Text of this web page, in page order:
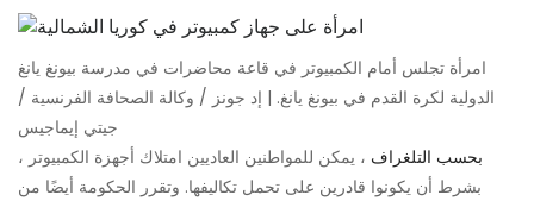
امرأة تجلس أمام الكمبيوتر في قاعة محاضرات في مدرسة بيونغ يانغ
الدولية لكرة القدم في بيونغ يانغ. | إد جونز / وكالة الصحافة الفرنسية /
جيتي إيماجيس
بحسب التلغراف ، يمكن للمواطنين العاديين امتلاك أجهزة الكمبيوتر ،
بشرط أن يكونوا قادرين على تحمل تكاليفها. وتقرر الحكومة أيضًا من